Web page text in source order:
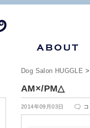
Dog Salon HUGGLE
AM×/PM△
2014年09月03日
は